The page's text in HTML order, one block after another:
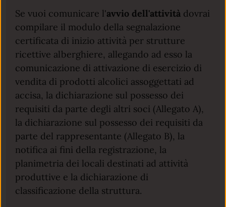
Se vuoi comunicare l'avvio dell'attività dovrai
compilare il modulo della segnalazione
certificata di inizio attività per strutture
ricettive alberghiere, allegando ad esso la
comunicazione di attivazione di esercizio di
vendita di prodotti alcolici assoggettati ad
accisa, la dichiarazione sul possesso dei
requisiti da parte degli altri soci (Allegato A),
la dichiarazione sul possesso dei requisiti da
parte del rappresentante (Allegato B), la
notifica ai fini della registrazione, la
planimetria dei locali destinati ad attività
produttive e la dichiarazione di
classificazione della struttura.